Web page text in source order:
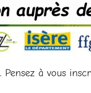
à vous